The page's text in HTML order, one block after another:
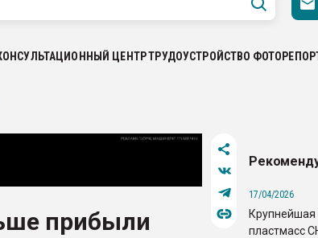
ЦЕНТРТРУДОУСТРОЙСТВО
прибыли
17/04/2026
Крупнейшая
пластмасс